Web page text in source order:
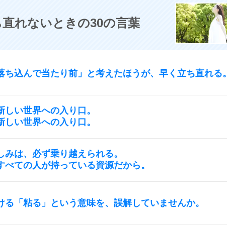
れないときの30の言葉
ち込んで当たり前」と考えたほうが、早く立ち直れる。
しい世界への入り口。
しい世界への入り口。
みは、必ず乗り越えられる。
べての人が持っている資源だから。
る「粘る」という意味を、誤解していませんか。